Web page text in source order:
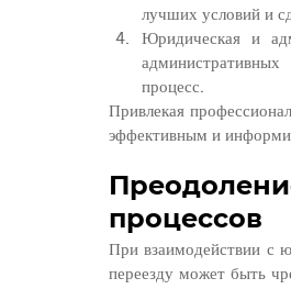
лучших условий и
Юридическая и
процесс.
Привлекая
эффективным и
процессов
При взаимодействии с
переезду может быть